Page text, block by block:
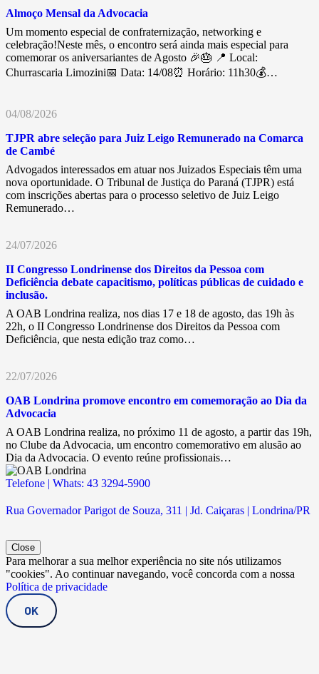
Almoço Mensal da Advocacia
Um momento especial de confraternização, networking e
celebração!Neste mês, o encontro será ainda mais especial para
comemorar os aniversariantes de Agosto 🎉🎂 📍 Local:
Churrascaria Limozini📅 Data: 14/08⏰ Horário: 11h30💰…
04/08/2026
TJPR abre seleção para Juiz Leigo Remunerado na Comarca
de Cambé
Advogados interessados em atuar nos Juizados Especiais têm uma
nova oportunidade. O Tribunal de Justiça do Paraná (TJPR) está
com inscrições abertas para o processo seletivo de Juiz Leigo
Remunerado…
24/07/2026
II Congresso Londrinense dos Direitos da Pessoa com
Deficiência debate capacitismo, políticas públicas de cuidado e
inclusão.
A OAB Londrina realiza, nos dias 17 e 18 de agosto, das 19h às
22h, o II Congresso Londrinense dos Direitos da Pessoa com
Deficiência, que nesta edição traz como…
22/07/2026
OAB Londrina promove encontro em comemoração ao Dia da
Advocacia
A OAB Londrina realiza, no próximo 11 de agosto, a partir das 19h,
no Clube da Advocacia, um encontro comemorativo em alusão ao
Dia da Advocacia. O evento reúne profissionais…
Telefone | Whats: 43 3294-5900
Rua Governador Parigot de Souza, 311 | Jd. Caiçaras | Londrina/PR
Close
Para melhorar a sua melhor experiência no site nós utilizamos
"cookies". Ao continuar navegando, você concorda com a nossa
Política de privacidade
OK